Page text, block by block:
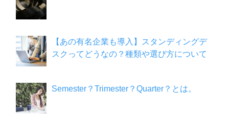
【あの有名企業も導入】スタンディングデ
スクってどうなの？種類や選び方について
Semester？Trimester？Quarter？とは。